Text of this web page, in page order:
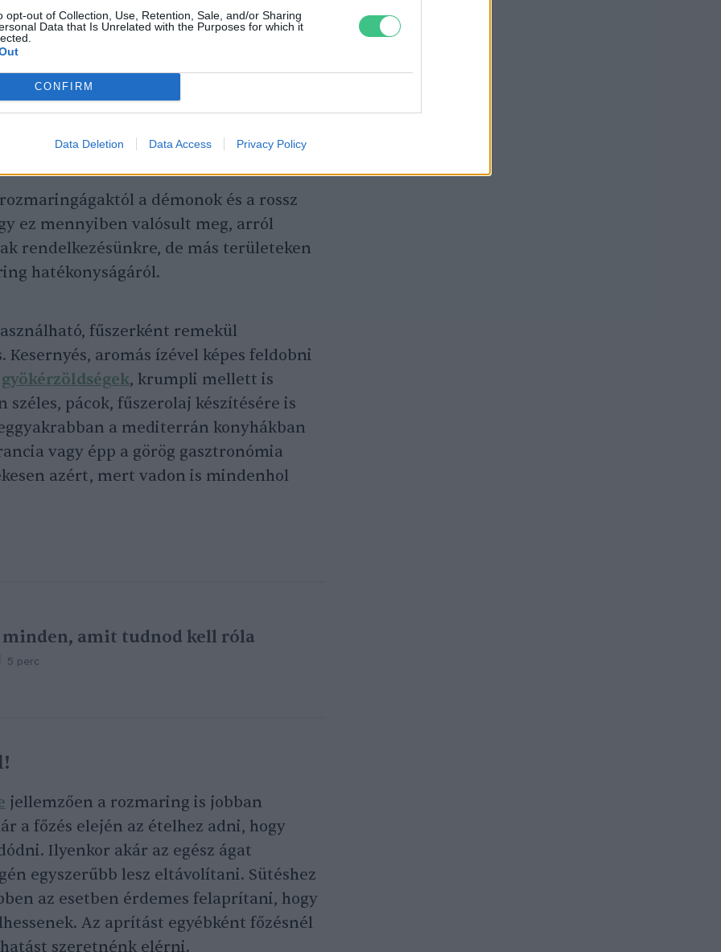
opt-out of Collection, Use, Retention, Sale, and/or Sharing
Data that Is Unrelated with the Purposes for which it
CONFIRM
Data Deletion Data Access Privacy Policy
át a hideg évszakot. Ezen később a
majd jóval ezután a télálló fajták
a mérsékeltebb éghajlatú területeken
a démonok és a rossz
ez mennyiben valósult meg, arról
rendelkezésünkre, de más területeken
hatékonyságáról.
fűszerként remekül
aromás ízével képes feldobni
gyökérzöldségek, krumpli mellett is
széles, pácok, fűszerolaj készítésére is
a mediterrán konyhákban
vagy épp a görög gasztronómia
azért, mert vadon is mindenhol
minden, amit tudnod kell róla
5 perc
jellemzően a rozmaring is jobban
a főzés elején az ételhez adni, hogy
Ilyenkor akár az egész ágat
egyszerűbb lesz eltávolítani. Sütéshez
az esetben érdemes felaprítani, hogy
Az aprítást egyébként főzésnél
szeretnénk elérni.